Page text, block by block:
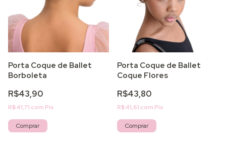
Porta Coque de Ballet
Borboleta
R$43,90
R$41,71 com Pix
Comprar
Porta Coque de Ballet
Coque Flores
R$43,80
R$41,61 com Pix
Comprar